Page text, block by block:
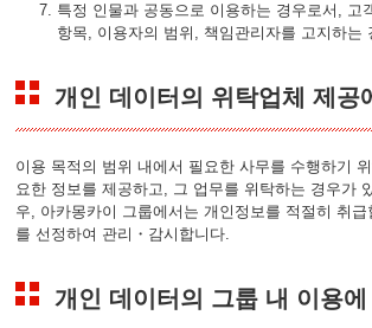
특정 인물과 공동으로 이용하는 경우로서, 고
항목, 이용자의 범위, 책임관리자를 고지하는
개인 데이터의 위탁업체 제공
이용 목적의 범위 내에서 필요한 사무를 수행하기
요한 정보를 제공하고, 그 업무를 위탁하는 경우가
우, 아카몽카이 그룹에서는 개인정보를 적절히 취급
를 선정하여 관리・감시합니다.
개인 데이터의 그룹 내 이용에